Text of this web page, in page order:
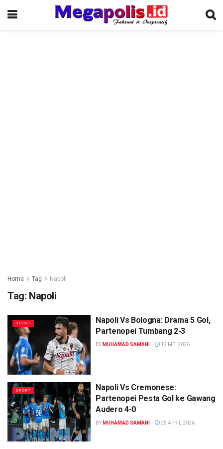
Home Tag Napoli
Tag: Napoli
SPORT
Napoli Vs Bologna: Drama 5 Gol,
Partenopei Tumbang 2-3
BY MUHAMAD SAMANI 12 MEI 2026
SPORT
Napoli Vs Cremonese:
Partenopei Pesta Gol ke Gawang
Audero 4-0
BY MUHAMAD SAMANI 25 APRIL 2026